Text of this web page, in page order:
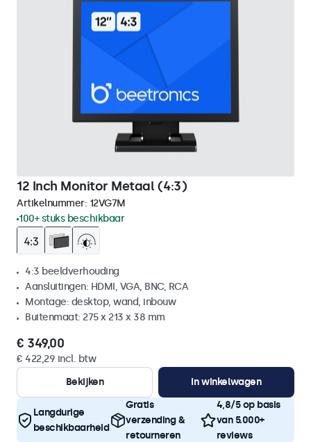
12 Inch Monitor Metaal (4:3)
Artikelnummer: 12VG7M
100+ stuks beschikbaar
4:3 beeldverhouding
Aansluitingen: HDMI, VGA, BNC, RCA
Montage: desktop, wand, inbouw
Buitenmaat: 275 x 213 x 38 mm
€ 349,00
€ 422,29 incl. btw
Bekijken
In winkelwagen
Langdurige
beschikbaarheid
Gratis
verzending &
retourneren
4,8/5 op basis
van 5.000+
reviews